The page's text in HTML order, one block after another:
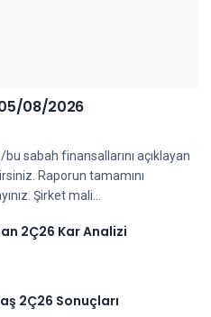
05/08/2026
sabah finansallarını açıklayan
Raporun tamamını
Şirket mali...
2Ç26 Kar Analizi
2Ç26 Sonuçları